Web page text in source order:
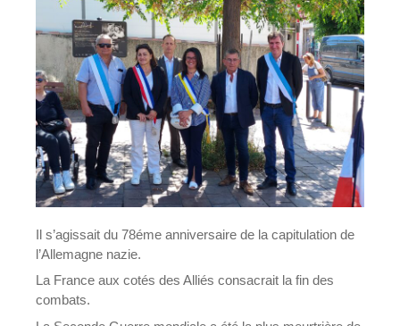
Il s’agissait du 78éme anniversaire de la capitulation de
l’Allemagne nazie.
La France aux cotés des Alliés consacrait la fin des
combats.